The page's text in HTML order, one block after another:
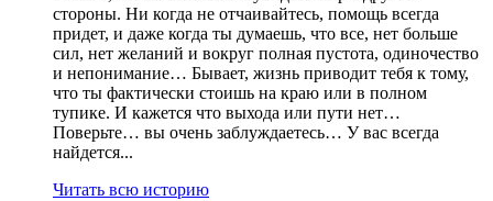
стороны. Ни когда не отчаивайтесь, помощь всегда
придет, и даже когда ты думаешь, что все, нет больше
сил, нет желаний и вокруг полная пустота, одиночество
и непонимание… Бывает, жизнь приводит тебя к тому,
что ты фактически стоишь на краю или в полном
тупике. И кажется что выхода или пути нет…
Поверьте… вы очень заблуждаетесь… У вас всегда
найдется...
Читать всю историю